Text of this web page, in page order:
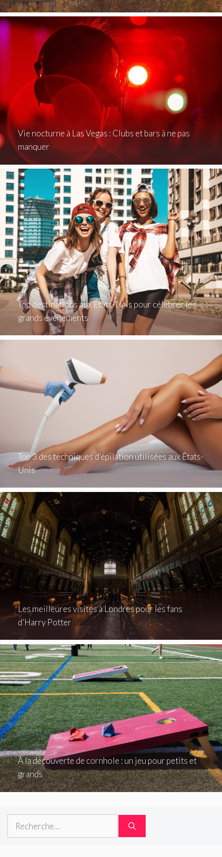
Vie nocturne à Las Vegas : Clubs et bars à ne pas
manquer
Top destinations aux États-Unis pour célébrer les
grands événements
Top 3 des techniques d’épilation utilisées aux États-
Unis
Les meilleures visites à Londres pour les fans
d’Harry Potter
À la découverte de cornhole : un jeu pour petits et
grands
Rechercher :